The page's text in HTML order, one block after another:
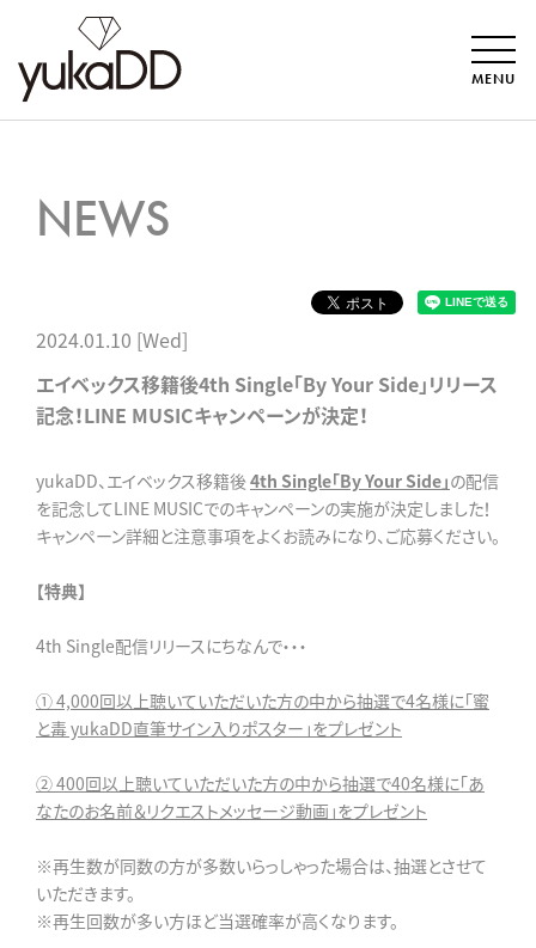
MENU
NEWS
2024.01.10 [Wed]
エイベックス移籍後4th Single「By Your Side」リリース
記念！LINE MUSICキャンペーンが決定！
yukaDD、エイベックス移籍後4th Single「By Your Side」の配信
を記念してLINE MUSICでのキャンペーンの実施が決定しました！
キャンペーン詳細と注意事項をよくお読みになり、ご応募ください。
【特典】
4th Single配信リリースにちなんで・・・
① 4,000回以上聴いていただいた方の中から抽選で4名様に「蜜
と毒 yukaDD直筆サイン入りポスター」をプレゼント
② 400回以上聴いていただいた方の中から抽選で40名様に「あ
なたのお名前＆リクエストメッセージ動画」をプレゼント
※再生数が同数の方が多数いらっしゃった場合は、抽選とさせて
いただきます。
※再生回数が多い方ほど当選確率が高くなります。